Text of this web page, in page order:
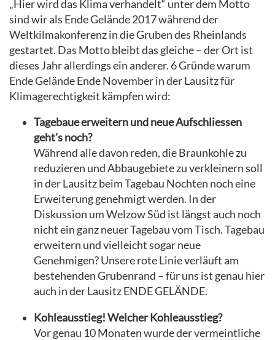
„Hier wird das Klima verhandelt“ unter dem Motto
sind wir als Ende Gelände 2017 während der
Weltkilmakonferenz in die Gruben des Rheinlands
gestartet. Das Motto bleibt das gleiche – der Ort ist
dieses Jahr allerdings ein anderer. 6 Gründe warum
Ende Gelände Ende November in der Lausitz für
Klimagerechtigkeit kämpfen wird:
Tagebaue erweitern und neue Aufschliessen
geht’s noch?
Während alle davon reden, die Braunkohle zu
reduzieren und Abbaugebiete zu verkleinern soll
in der Lausitz beim Tagebau Nochten noch eine
Erweiterung genehmigt werden. In der
Diskussion um Welzow Süd ist längst auch noch
nicht ein ganz neuer Tagebau vom Tisch. Tagebau
erweitern und vielleicht sogar neue
Genehmigen? Unsere rote Linie verläuft am
bestehenden Grubenrand – für uns ist genau hier
auch in der Lausitz ENDE GELÄNDE.
Kohleausstieg! Welcher Kohleausstieg?
Vor genau 10 Monaten wurde der vermeintliche